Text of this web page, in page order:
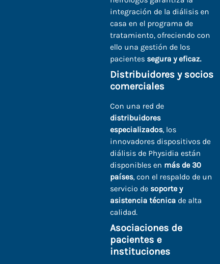
integración de la diálisis en
casa en el programa de
tratamiento, ofreciendo con
ello una gestión de los
pacientes segura y eficaz.
Distribuidores y socios
comerciales
Con una red de
distribuidores
especializados, los
innovadores dispositivos de
diálisis de Physidia están
disponibles en más de 30
países, con el respaldo de un
servicio de soporte y
asistencia técnica de alta
calidad.
Asociaciones de
pacientes e
instituciones